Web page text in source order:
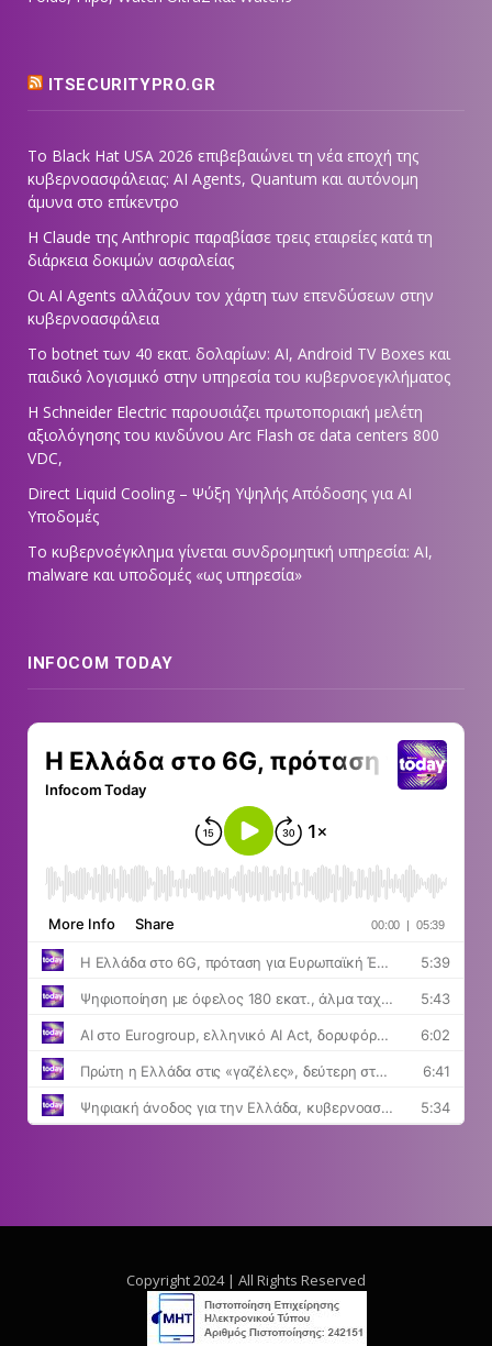
ITSECURITYPRO.GR
Το Black Hat USA 2026 επιβεβαιώνει τη νέα εποχή της
κυβερνοασφάλειας: AI Agents, Quantum και αυτόνομη
άμυνα στο επίκεντρο
Η Claude της Anthropic παραβίασε τρεις εταιρείες κατά τη
διάρκεια δοκιμών ασφαλείας
Οι AI Agents αλλάζουν τον χάρτη των επενδύσεων στην
κυβερνοασφάλεια
Το botnet των 40 εκατ. δολαρίων: AI, Android TV Boxes και
παιδικό λογισμικό στην υπηρεσία του κυβερνοεγκλήματος
Η Schneider Electric παρουσιάζει πρωτοποριακή μελέτη
αξιολόγησης του κινδύνου Arc Flash σε data centers 800
VDC,
Direct Liquid Cooling – Ψύξη Υψηλής Απόδοσης για AI
Υποδομές
Το κυβερνοέγκλημα γίνεται συνδρομητική υπηρεσία: AI,
malware και υποδομές «ως υπηρεσία»
INFOCOM TODAY
Copyright 2024 | All Rights Reserved